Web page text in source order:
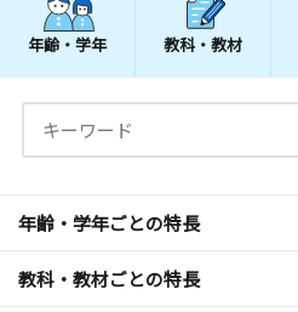
年齢・学年 教科・教材
年齢・学年ごとの特長
教科・教材ごとの特長